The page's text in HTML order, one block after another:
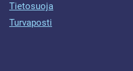
Tietosuoja
Turvaposti